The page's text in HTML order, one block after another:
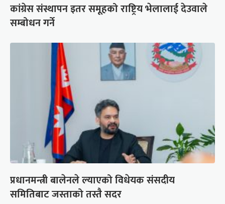
कांग्रेस संस्थापन इतर समूहको राष्ट्रिय भेलालाई देउवाले
सम्बोधन गर्ने
प्रधानमन्त्री बालेनले ल्याएको विधेयक संसदीय
समितिबाट जस्ताको तस्तै सदर